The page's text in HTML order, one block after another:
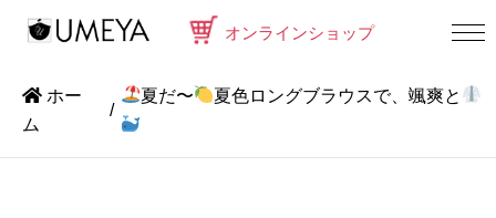
オンラインショップ
ホー
ム
夏だ〜 夏色ロングブラウスで、颯爽と